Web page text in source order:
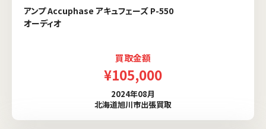
アンプ Accuphase アキュフェーズ P-550
オーディオ
買取金額
¥105,000
2024年08月
北海道旭川市出張買取